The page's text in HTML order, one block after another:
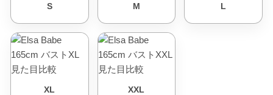
S M L
XL XXL